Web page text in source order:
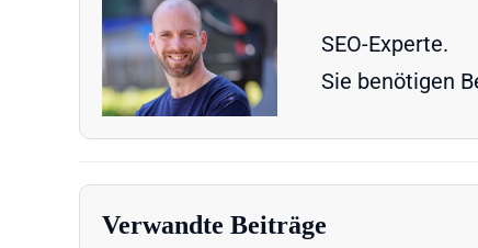
SEO-Experte.
Sie benötigen
Verwandte Beiträge